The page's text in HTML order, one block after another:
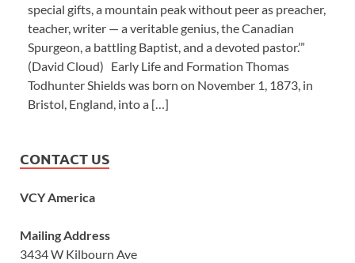
special gifts, a mountain peak without peer as preacher,
teacher, writer — a veritable genius, the Canadian
Spurgeon, a battling Baptist, and a devoted pastor.’”
(David Cloud) Early Life and Formation Thomas
Todhunter Shields was born on November 1, 1873, in
Bristol, England, into a […]
CONTACT US
VCY America
Mailing Address
3434 W Kilbourn Ave